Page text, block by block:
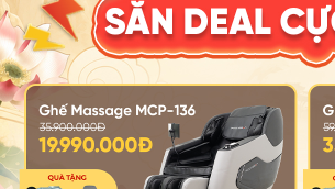
trên toàn quốc
tức
nang ghế massage